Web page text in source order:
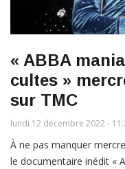
« ABBA
cultes »
sur TMC
lundi 12 décembre 2022 -
À ne pas manquer
le documentaire inédit «